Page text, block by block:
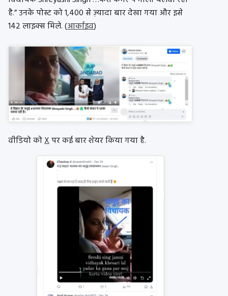
है.” उनके पोस्ट को 1,400 से ज़्यादा बार देखा गया और इसे
142 लाइक्स मिले. (आर्काइव)
वीडियो कोXपर कई बार शेयर किया गया है.